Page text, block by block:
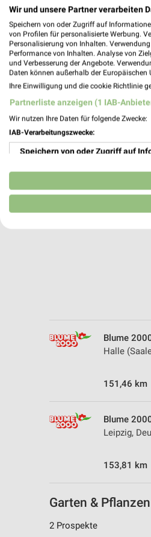
216,75 km
Blume
Gera,
204,20 km
Blume
Halle
151,46 km
Blume
Leipzig,
153,81 km
Garten &
2 Prospekte
Wir und unsere Partner verarbeiten
Speichern von oder Zugriff auf
von Profilen für personalisierte Werbung.
Personalisierung von Inhalten.
Performance von Inhalten. Analyse von
und Verbesserung der Angebote.
Daten können außerhalb der Europäischen
Ihre Einwilligung und die cookie Richtlinie
Partnerliste anzeigen (1 IAB-
Wir nutzen Ihre Daten für folgende Zwecke:
IAB-Verarbeitungszwecke:
Speichern von oder Zugriff auf
Verwendung reduzierter Daten
Erstellung von Profilen für
Analyse von Zielgruppen durch
Entwicklung und Verbesserung
IAB-Besonderheiten:
Geräte anhand von aktiv
Notwendig